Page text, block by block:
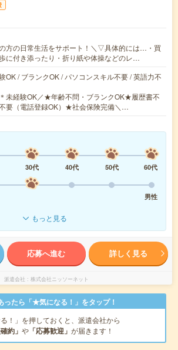
方の日常生活をサポート！＼▽具体的には…・買
に付き添ったり・折り紙や体操などのレ…
OK / ブランクOK / パソコンスキル不要 / 英語力不
未経験OK／★年齢不問・ブランクOK★履歴書不
要（電話登録OK）★社会保険完備＼…
30代 40代 50代
60代
男性
もっと見る
応募へ進む 詳しく見る
派遣会社 株式会社ニッソーネット
ったら「★気になる！」をタップ！
る！」を押しておくと、派遣会社から
約」 や 「応募歓迎」 が届きます！